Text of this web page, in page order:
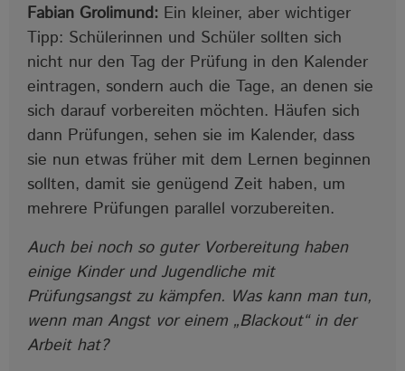
Fabian Grolimund: Ein kleiner, aber wichtiger
Tipp: Schülerinnen und Schüler sollten sich
nicht nur den Tag der Prüfung in den Kalender
eintragen, sondern auch die Tage, an denen sie
sich darauf vorbereiten möchten. Häufen sich
dann Prüfungen, sehen sie im Kalender, dass
sie nun etwas früher mit dem Lernen beginnen
sollten, damit sie genügend Zeit haben, um
mehrere Prüfungen parallel vorzubereiten.
Auch bei noch so guter Vorbereitung haben
einige Kinder und Jugendliche mit
Prüfungsangst zu kämpfen. Was kann man tun,
wenn man Angst vor einem „Blackout“ in der
Arbeit hat?